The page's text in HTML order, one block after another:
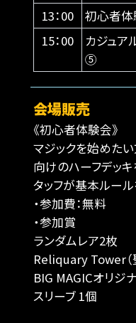
13：00
初心者
15：00
カジュア
⑤
会場販売
《初心者体験会》
マジックを始めた
向けのハーフデッ
タッフが基本ルール
・参加費：無料
・参加賞
ランダムレア2枚
Reliquary Tower（
BIG MAGICオリジ
スリーブ 1個